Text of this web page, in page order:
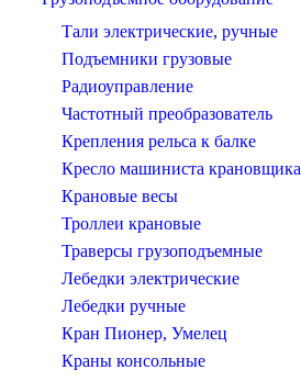
Тали электрические, ручные
Подъемники грузовые
Радиоуправление
Частотный преобразователь
Крепления рельса к балке
Кресло машиниста крановщика
Крановые весы
Троллеи крановые
Траверсы грузоподъемные
Лебедки электрические
Лебедки ручные
Кран Пионер, Умелец
Краны консольные